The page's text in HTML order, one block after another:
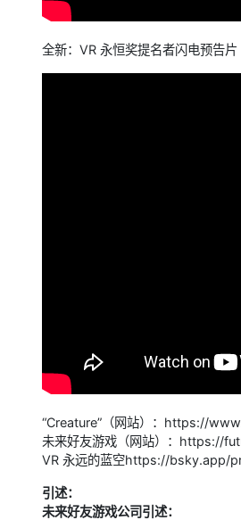
全新：VR 永恒奖提名者闪电预告片
“Creature”（网站）：https://
未来好友游戏（网站）：https://
VR 永远的蓝空https://bsky.app/
引述：
未来好友游戏公司引述：